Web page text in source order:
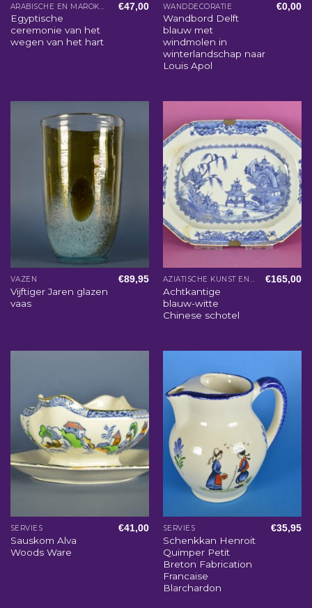
ARABISCHE EN MAROKKAANSE WOONACCESSOIRES
Egyptische
ceremonie van het
wegen van het hart
€47,00 WANDDECORATIE
Wandbord Delft
blauw met
windmolen in
winterlandschap naar
Louis Apol
€0,00
VAZEN
Vijftiger Jaren glazen
vaas
€89,95 AZIATISCHE KUNST EN WOONACCESSOIRES
Achtkantige
blauw-witte
Chinese schotel
€165,00
SERVIES
Sauskom Alva
Woods Ware
€41,00 SERVIES
Schenkkan Henroit
Quimper Petit
Breton Fabrication
Francaise
Blarchardon
€35,95